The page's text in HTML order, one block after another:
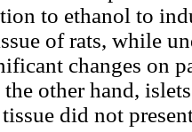
to ethanol to
of rats, while
changes on
other hand,
did not